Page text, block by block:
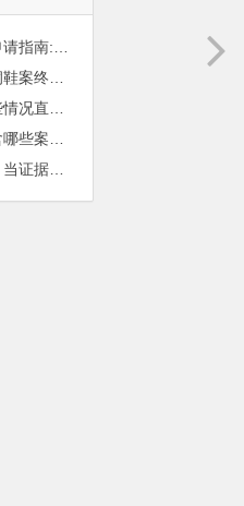
于国强律师｜证据保全实务指南：当证据即将灭失，如何让法院为你固定事实